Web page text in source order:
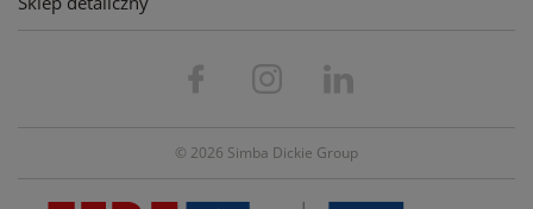
© 2026 Simba Dickie Group